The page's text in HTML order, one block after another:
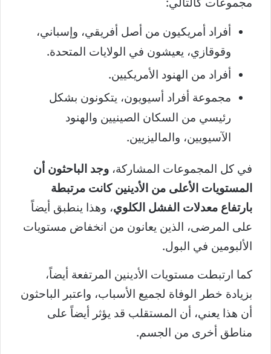
مجموعات كالتالي:
أفراد أمريكيون من أصل أفريقي، وإسباني،
وقوقازي، يعيشون في الولايات المتحدة.
أفراد من الهنود الأمريكيين.
مجموعة أفراد أسيويون، يتكونون بشكل
رئيسي من السكان الصينيين والهنود
الآسيويين، والماليزيين.
في كل المجموعات المشاركة، وجد الباحثون أن
المستويات الأعلى من الأدينين كانت مرتبطة
بارتفاع معدلات الفشل الكلوي، وهذا ينطبق أيضاً
على المرضى، الذين يعانون من انخفاض مستويات
الألبومين في البول.
كما ارتبطت مستويات الأدينين المرتفعة أيضاً،
بزيادة خطر الوفاة لجميع الأسباب، واعتبر الباحثون
أن هذا يعني، أن المستقلب قد يؤثر أيضاً على
مناطق أخرى من الجسم.